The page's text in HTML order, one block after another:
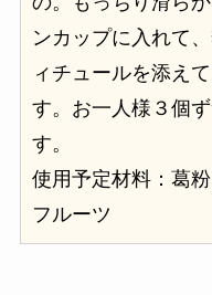
ンカップに入れて
ィチュールを添え
す。お一人様３個
す。
使用予定材料：葛
フルーツ